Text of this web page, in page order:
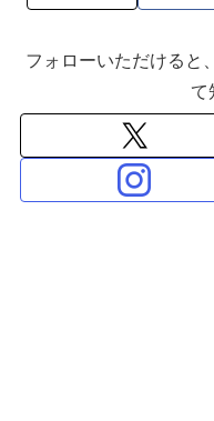
フォローいただけると
て